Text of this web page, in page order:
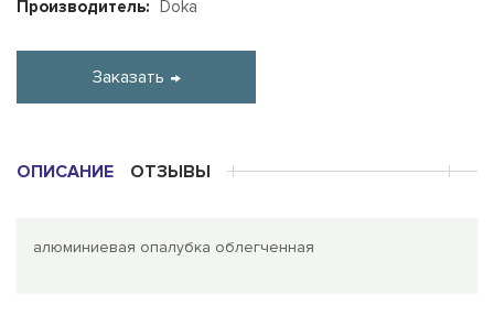
Производитель: Doka
Заказать
ОПИСАНИЕ ОТЗЫВЫ
алюминиевая опалубка облегченная